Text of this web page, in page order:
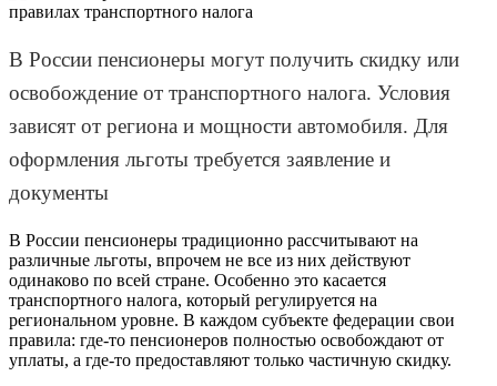
В России пенсионеры могут получить скидку или
освобождение от транспортного налога. Условия
зависят от региона и мощности автомобиля. Для
оформления льготы требуется заявление и
документы
В России пенсионеры традиционно рассчитывают на
различные льготы, впрочем не все из них действуют
одинаково по всей стране. Особенно это касается
транспортного налога, который регулируется на
региональном уровне. В каждом субъекте федерации свои
правила: где-то пенсионеров полностью освобождают от
уплаты, а где-то предоставляют только частичную скидку.